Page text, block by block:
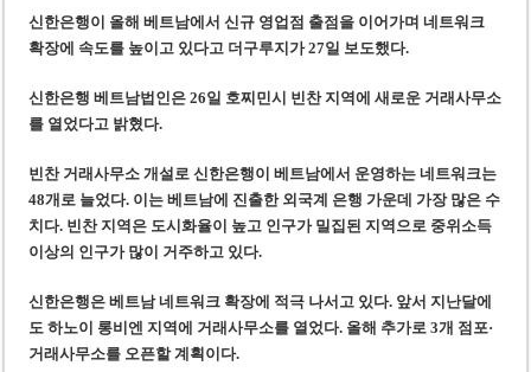
신한은행이 올해 베트남에서 신규 영업점 출점을 이어가며 네트워크
확장에 속도를 높이고 있다고 더구루지가 27일 보도했다.
신한은행 베트남법인은26일 호찌민시 빈찬 지역에 새로운 거래사무소
를 열었다고 밝혔다.
빈찬 거래사무소 개설로 신한은행이 베트남에서 운영하는 네트워크는
48개로 늘었다. 이는 베트남에 진출한 외국계 은행 가운데 가장 많은 수
치다. 빈찬 지역은 도시화율이 높고 인구가 밀집된 지역으로 중위소득
이상의 인구가 많이 거주하고 있다.
신한은행은 베트남 네트워크 확장에 적극 나서고 있다. 앞서 지난달에
도 하노이 롱비엔 지역에 거래사무소를 열었다. 올해 추가로 3개 점포·
거래사무소를 오픈할 계획이다.